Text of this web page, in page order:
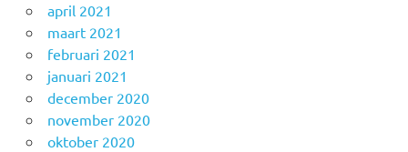
april 2021
maart 2021
februari 2021
januari 2021
december 2020
november 2020
oktober 2020